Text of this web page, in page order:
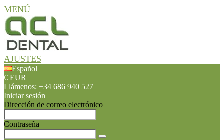
MENÚ
AJUSTES
Español
€ EUR
Llámenos: +34 686 940 527
Iniciar sesión
Dirección de correo electrónico
Contraseña